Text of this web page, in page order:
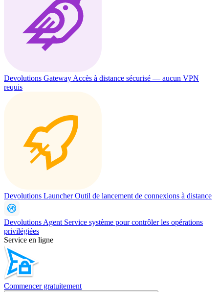
Devolutions Gateway Accès à distance sécurisé — aucun VPN
requis
Devolutions Launcher Outil de lancement de connexions à distance
Devolutions Agent Service système pour contrôler les opérations
privilégiées
Service en ligne
Commencer gratuitement